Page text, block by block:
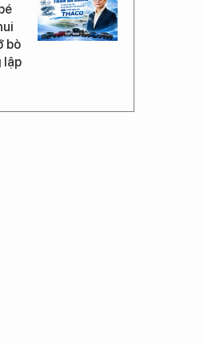
bò
lập